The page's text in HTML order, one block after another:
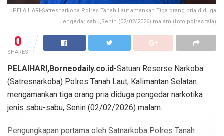
PELAIHARI-Satresnarkoba Polres Tanah Laut amankan Ttga orang pria diduga
engedar sabu,Senin (02/02/2026) malam.(foto:polres tala)
0
SHARES
PELAIHARI,Borneodaily.co.id-Satuan Reserse Narkoba
(Satresnarkoba) Polres Tanah Laut, Kalimantan Selatan
mengamankan tiga orang pria diduga pengedar narkotika
jenis sabu-sabu, Senin (02/02/2026) malam.
Pengungkapan pertama oleh Satnarkoba Polres Tanah